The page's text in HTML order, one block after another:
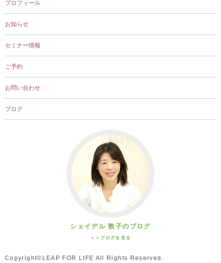
プロフィール
お知らせ
セミナー情報
ご予約
お問い合わせ
ブログ
シェイデル 敦子のブログ
＞＞ブログを見る
Copyright©LEAP FOR LIFE All Rights Reserved.